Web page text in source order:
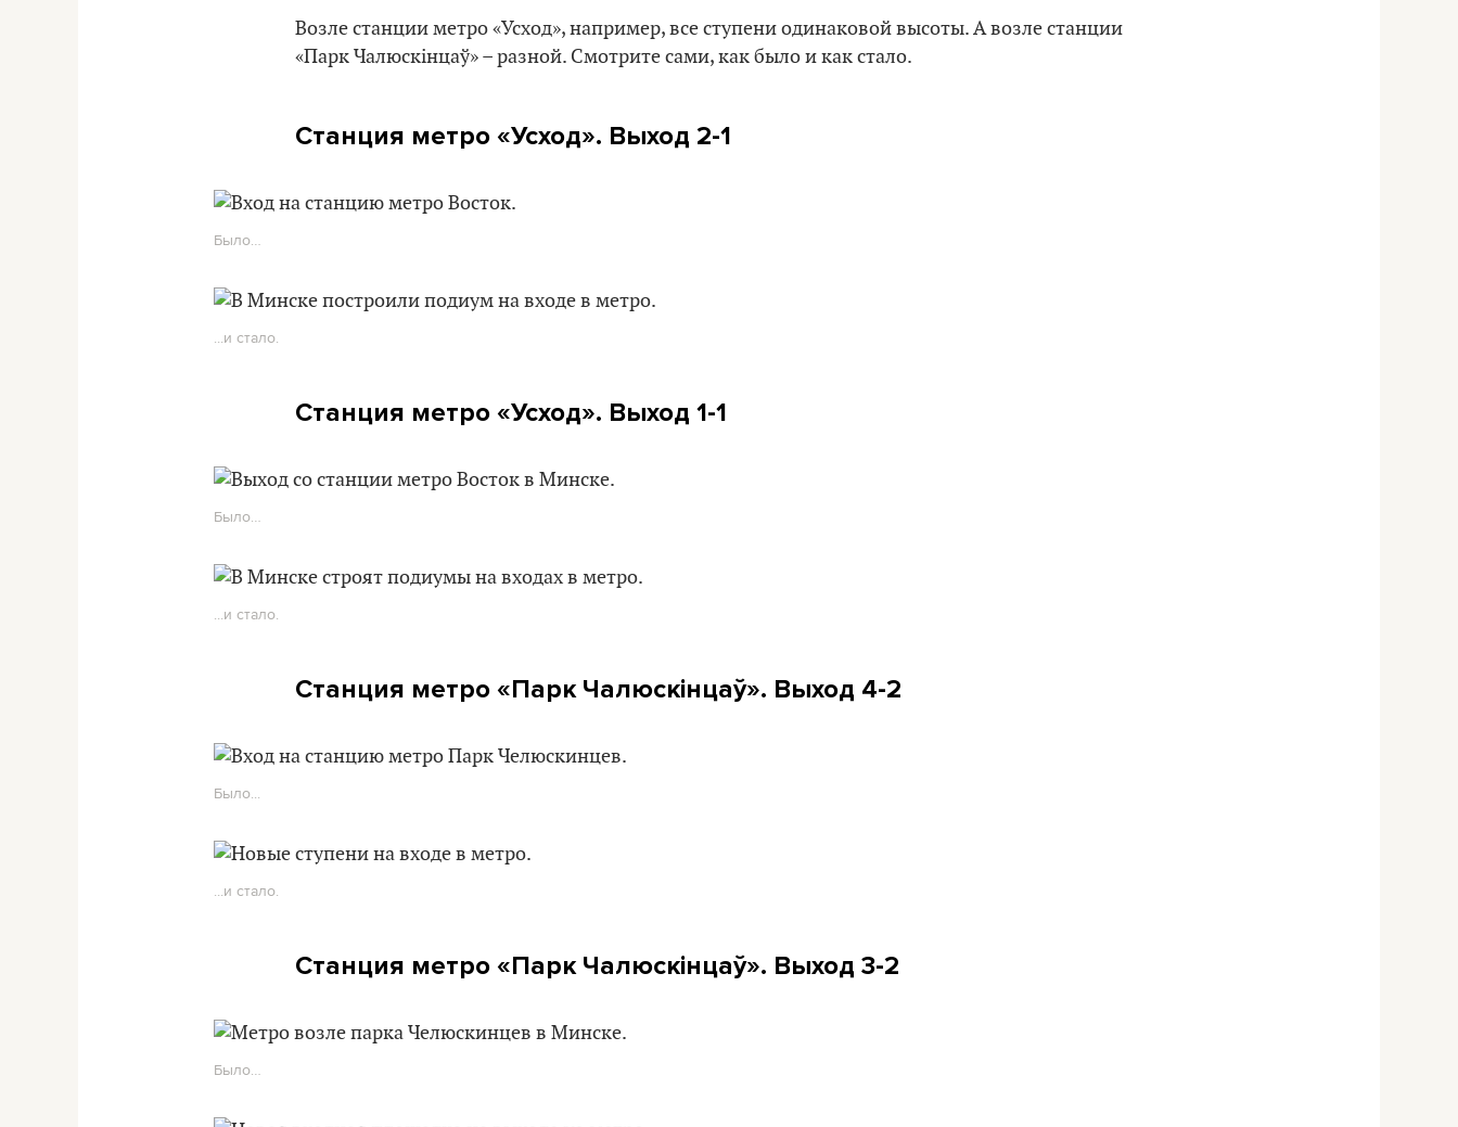
Возле станции метро «Усход», например, все ступени одинаковой высоты. А возле станции
«Парк Чалюскінцаў» – разной. Смотрите сами, как было и как стало.
Станция метро «Усход». Выход 2-1
Было…
...и стало.
Станция метро «Усход». Выход 1-1
Было…
...и стало.
Станция метро «Парк Чалюскінцаў». Выход 4-2
Было...
...и стало.
Станция метро «Парк Чалюскінцаў». Выход 3-2
Было…